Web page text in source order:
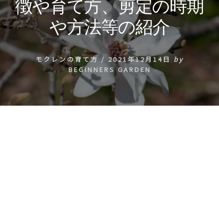
や
育
て
方
の
紹
介
を
行
徴や育て方、剪定の時期
や方法等の紹介
モクレンの育て方 / 2021年12月14日 by
BEGINNERS GARDEN